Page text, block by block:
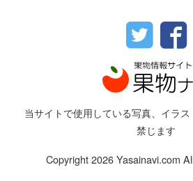
当サイトで使用している写真、イラ
禁じます
Copyright 2026 Yasainavi.com